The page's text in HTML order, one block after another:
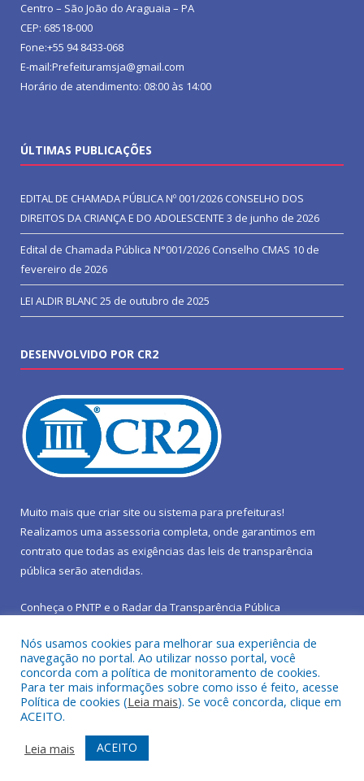
Centro – São João do Araguaia – PA
CEP: 68518-000
Fone:+55 94 8433-068
E-mail:Prefeituramsja@gmail.com
Horário de atendimento: 08:00 às 14:00
ÚLTIMAS PUBLICAÇÕES
EDITAL DE CHAMADA PÚBLICA Nº 001/2026 CONSELHO DOS
DIREITOS DA CRIANÇA E DO ADOLESCENTE 3 de junho de 2026
Edital de Chamada Pública N°001/2026 Conselho CMAS 10 de
fevereiro de 2026
LEI ALDIR BLANC25 de outubro de 2025
DESENVOLVIDO POR CR2
Muito mais que criar site ou sistema para prefeituras!
Realizamos uma assessoria completa, onde garantimos em
contrato que todas as exigências das leis de transparência
pública serão atendidas.
Conheça o PNTP e o Radar da Transparência Pública
Todos os direitos reservados a Prefeitura Municipal de São João
do Araguaia.
Mapa do Site
Acessar Área Administrativa
Acessar Webmail
Nós usamos cookies para melhorar sua experiência de
navegação no portal. Ao utilizar nosso portal, você
concorda com a política de monitoramento de cookies.
Para ter mais informações sobre como isso é feito, acesse
Política de cookies (Leia mais). Se você concorda, clique em
ACEITO.
Leia mais
ACEITO